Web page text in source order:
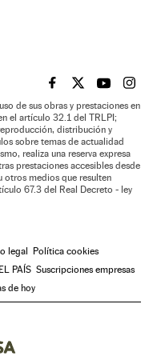
EL PAÍS BRASIL EN
EL PAÍSEL PAÍS
EL
de sus obras y prestaciones en
el artículo 32.1 del TRLPI;
distribución y
sobre temas de actualidad
realiza una reserva expresa
prestaciones accesibles desde
otros medios que resulten
67.3 del Real Decreto - ley
legal Política cookies
PAÍS Suscripciones empresas
de hoy